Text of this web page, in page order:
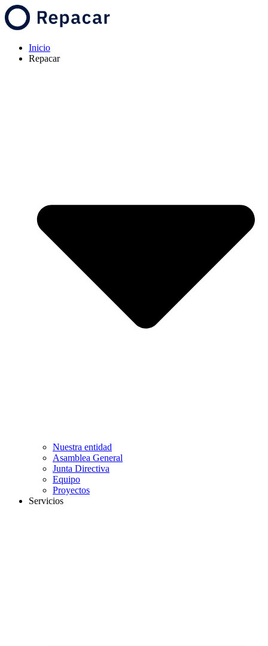
Inicio
Repacar
Nuestra entidad
Asamblea General
Junta Directiva
Equipo
Proyectos
Servicios